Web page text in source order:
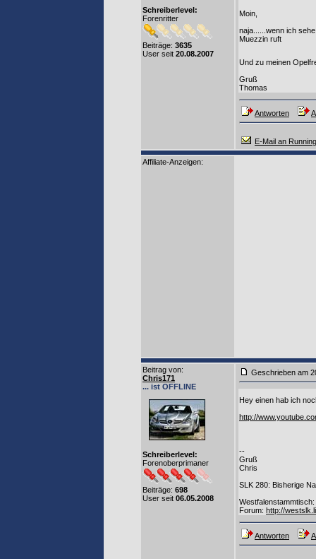
Schreiberlevel:
Forenritter
Beiträge: 3635
User seit 20.08.2007
Moin,
naja......wenn ich
Muezzin ruft
Und zu meinen
Gruß
Thomas
Antworten
E-Mail an
Affiliate-Anzeigen:
Beitrag von:
Chris171
... ist OFFLINE
Schreiberlevel:
Forenoberprimaner
Beiträge: 698
User seit 06.05.2008
Geschrieben am
Hey einen hab ich
http://
--
Gruß
Chris
SLK 280: Bisherige
Westfalenstammtisch:
Forum: http://
Antworten